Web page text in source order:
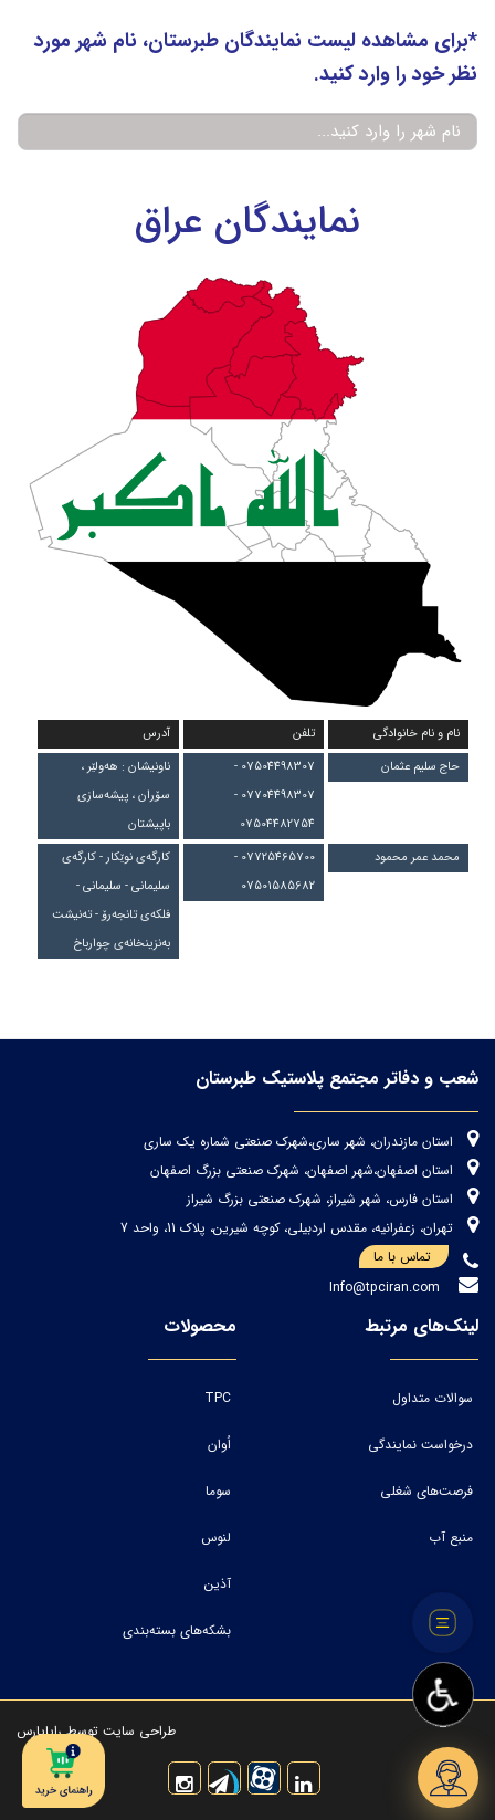
*برای مشاهده لیست نمایندگان طبرستان، نام شهر مورد
نظر خود را وارد کنید.
نمایندگان عراق
نام و نام خانوادگی تلفن
آدرس
حاج سلیم عثمان
07504498307 -
07704498307 -
07504482754
ناونیشان : هەولێر ،
سۆران ، پیشەسازی
باپیشتان
محمد عمر محمود
07725465700 -
07501585682
کارگەی نوێکار - کارگەی
سلیمانی - سلیمانی -
فلکەی تانجەرۆ - تەنیشت
بەنزینخانەی چوارباخ
شعب و دفاتر مجتمع پلاستیک طبرستان
استان مازندران، شهر ساری،شهرک صنعتی شماره یک ساری
استان اصفهان،شهر اصفهان، شهرک صنعتی بزرگ اصفهان
استان فارس، شهر شیراز، شهرک صنعتی بزرگ شیراز
تهران، زعفرانیه، مقدس اردبیلی، کوچه شیرین، پلاک 11، واحد 7
تماس با ما
لینک‌های مرتبط
سوالات متداول
درخواست نمایندگی
فرصت‌های شغلی
منبع آب
محصولات
TPC
اُوان
سوما
لنوس
آذین
بشکه‌های بسته‌بندی
طراحی سایت توسطرایاپارس